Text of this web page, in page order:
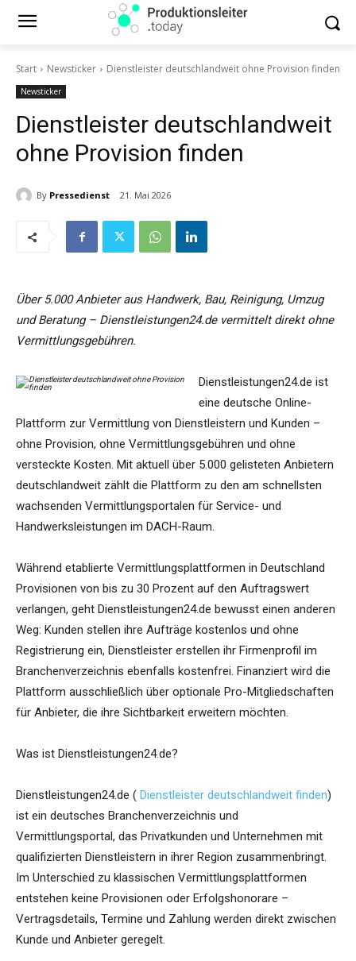
Start Newsticker Dienstleister deutschlandweit ohne Provision finden
Newsticker
Dienstleister deutschlandweit
ohne Provision finden
By Pressedienst 21. Mai 2026
Über 5.000 Anbieter aus Handwerk, Bau, Reinigung, Umzug
und Beratung – Dienstleistungen24.de vermittelt direkt ohne
Vermittlungsgebühren.
Dienstleistungen24.de ist
eine deutsche Online-
Plattform zur Vermittlung von Dienstleistern und Kunden –
ohne Provision, ohne Vermittlungsgebühren und ohne
versteckte Kosten. Mit aktuell über 5.000 gelisteten Anbietern
deutschlandweit zählt die Plattform zu den am schnellsten
wachsenden Vermittlungsportalen für Service- und
Handwerksleistungen im DACH-Raum.
Während etablierte Vermittlungsplattformen in Deutschland
Provisionen von bis zu 30 Prozent auf den Auftragswert
verlangen, geht Dienstleistungen24.de bewusst einen anderen
Weg: Kunden stellen ihre Aufträge kostenlos und ohne
Registrierung ein, Dienstleister erstellen ihr Firmenprofil im
Branchenverzeichnis ebenfalls kostenfrei. Finanziert wird die
Plattform ausschließlich über optionale Pro-Mitgliedschaften
für Anbieter, die ihre Sichtbarkeit erweitern möchten.
Was ist Dienstleistungen24.de?
Dienstleistungen24.de ( Dienstleister deutschlandweit finden)
ist ein deutsches Branchenverzeichnis und
Vermittlungsportal, das Privatkunden und Unternehmen mit
qualifizierten Dienstleistern in ihrer Region zusammenbringt.
Im Unterschied zu klassischen Vermittlungsplattformen
entstehen keine Provisionen oder Erfolgshonorare –
Vertragsdetails, Termine und Zahlung werden direkt zwischen
Kunde und Anbieter geregelt.